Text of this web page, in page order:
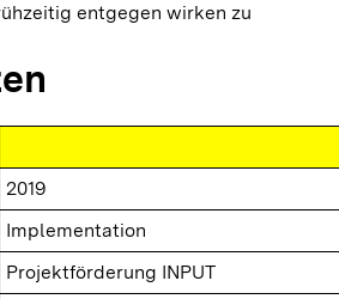
entgegen wirken zu
2019
Implementation
Projektförderung INPUT